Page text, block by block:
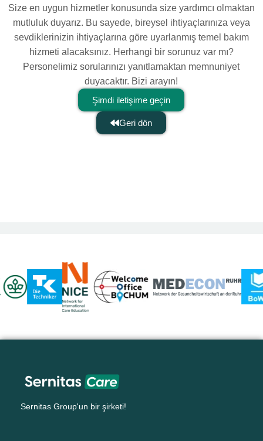
Size en uygun hizmetler konusunda size yardımcı olmaktan
mutluluk duyarız. Bu sayede, bireysel ihtiyaçlarınıza veya
sevdiklerinizin ihtiyaçlarına göre uyarlanmış temel bakım
hizmeti alacaksınız. Herhangi bir sorunuz var mı?
Personelimiz sorularınızı yanıtlamaktan memnuniyet
duyacaktır. Bizi arayın!
Şimdi iletişime geçin
Geri dön
Sernitas Group'un bir şirketi!